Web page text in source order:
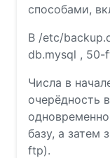
способами,
В /etc/
db.mysql , 50-
Числа в
очерёдность
базу, а затем
ftp).